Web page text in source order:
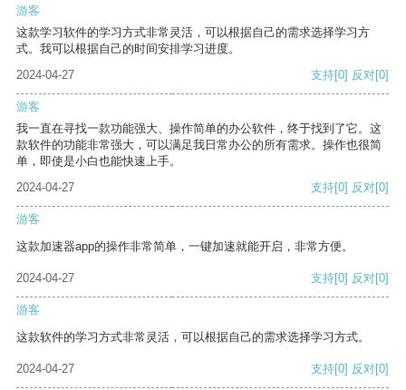
游客
这款学习软件的学习方式非常灵活，可以根据自己的需求选择学习方
式。我可以根据自己的时间安排学习进度。
2024-04-27
支持[0] 反对[0]
游客
我一直在寻找一款功能强大、操作简单的办公软件，终于找到了它。这
款软件的功能非常强大，可以满足我日常办公的所有需求。操作也很简
单，即使是小白也能快速上手。
2024-04-27
支持[0] 反对[0]
游客
这款加速器app的操作非常简单，一键加速就能开启，非常方便。
2024-04-27 支持[0] 反对[0]
游客
这款软件的学习方式非常灵活，可以根据自己的需求选择学习方式。
2024-04-27 支持[0] 反对[0]